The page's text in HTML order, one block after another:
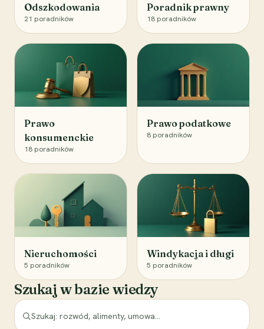
Odszkodowania
21 poradników
Poradnik prawny
18 poradników
Prawo
konsumenckie
18 poradników
Prawo podatkowe
8 poradników
Nieruchomości
5 poradników
Windykacja i długi
5 poradników
Szukaj w bazie wiedzy